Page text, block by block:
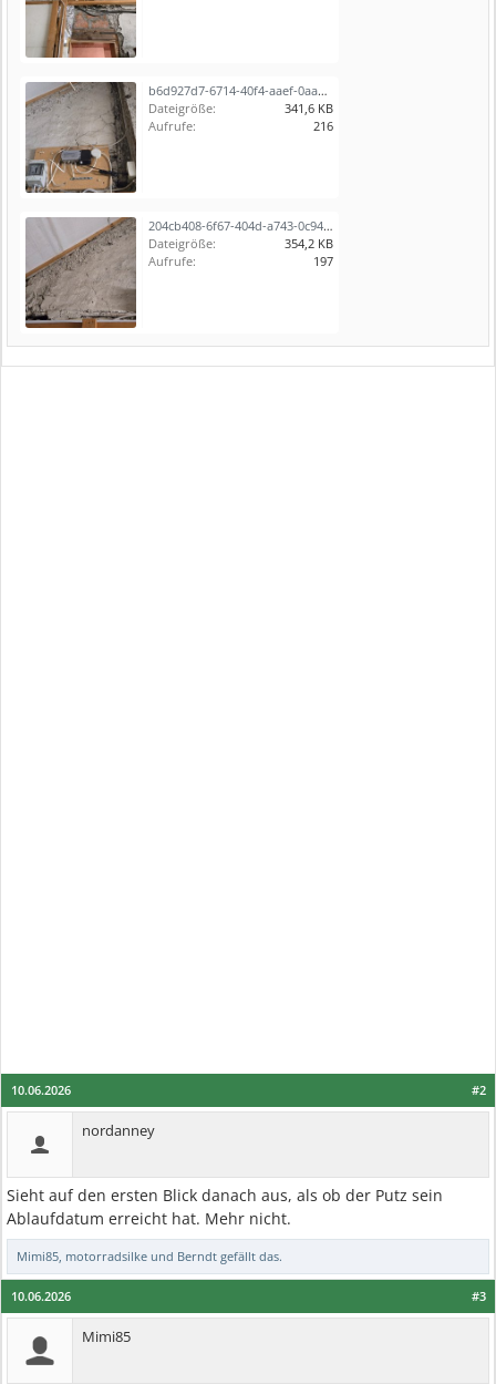
b6d927d7-6714-40f4-aaef-0aa0add08b50.jpeg
Dateigröße:
341,6 KB
Aufrufe:
216
204cb408-6f67-404d-a743-0c946619257a.jpeg
Dateigröße:
354,2 KB
Aufrufe:
197
#2
10.06.2026
nordanney
Sieht auf den ersten Blick danach aus, als ob der Putz sein
Ablaufdatum erreicht hat. Mehr nicht.
Mimi85, motorradsilke und Berndt gefällt das.
#3
10.06.2026
Mimi85